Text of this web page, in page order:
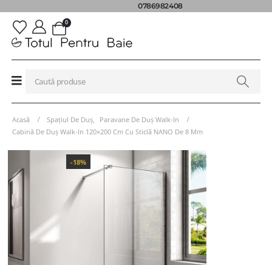
0786982408
0
Acasă Spațiul De Duș
Paravane De Duș Walk-In
Cabină De Duș Walk-In 120×200 Cm Cu Sticlă NANO De 8 Mm
-18%